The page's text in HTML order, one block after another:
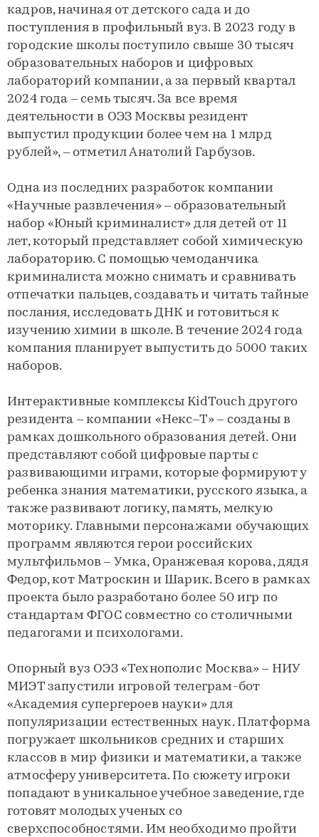
кадров, начиная от детского сада и до
поступления в профильный вуз. В 2023 году в
городские школы поступило свыше 30 тысяч
образовательных наборов и цифровых
лабораторий компании, а за первый квартал
2024 года – семь тысяч. За все время
деятельности в ОЭЗ Москвы резидент
выпустил продукции более чем на 1 млрд
рублей», – отметил Анатолий Гарбузов.
Одна из последних разработок компании
«Научные развлечения» – образовательный
набор «Юный криминалист» для детей от 11
лет, который представляет собой химическую
лабораторию. С помощью чемоданчика
криминалиста можно снимать и сравнивать
отпечатки пальцев, создавать и читать тайные
послания, исследовать ДНК и готовиться к
изучению химии в школе. В течение 2024 года
компания планирует выпустить до 5000 таких
наборов.
Интерактивные комплексы KidTouch другого
резидента – компании «Некс–Т» – созданы в
рамках дошкольного образования детей. Они
представляют собой цифровые парты с
развивающими играми, которые формируют у
ребенка знания математики, русского языка, а
также развивают логику, память, мелкую
моторику. Главными персонажами обучающих
программ являются герои российских
мультфильмов – Умка, Оранжевая корова, дядя
Федор, кот Матроскин и Шарик. Всего в рамках
проекта было разработано более 50 игр по
стандартам ФГОС совместно со столичными
педагогами и психологами.
Опорный вуз ОЭЗ «Технополис Москва» – НИУ
МИЭТ запустили игровой телеграм-бот
«Академия супергероев науки» для
популяризации естественных наук. Платформа
погружает школьников средних и старших
классов в мир физики и математики, а также
атмосферу университета. По сюжету игроки
попадают в уникальное учебное заведение, где
готовят молодых ученых со
сверхспособностями. Им необходимо пройти